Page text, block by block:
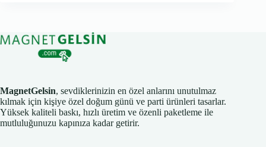
MagnetGelsin, sevdiklerinizin en özel anlarını unutulmaz
kılmak için kişiye özel doğum günü ve parti ürünleri tasarlar.
Yüksek kaliteli baskı, hızlı üretim ve özenli paketleme ile
mutluluğunuzu kapınıza kadar getirir.